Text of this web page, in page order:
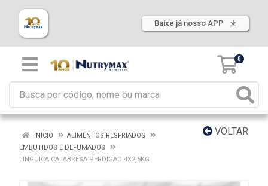
Baixe já nosso APP
0
VOLTAR
INÍCIO
ALIMENTOS RESFRIADOS
EMBUTIDOS E DEFUMADOS
LINGUICA CALABRESA PERDIGAO 4X2,5KG